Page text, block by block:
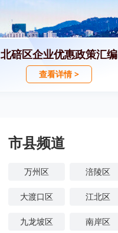
北碚区企业优惠政策汇编
查看详情 >
市县频道
万州区 涪陵区
大渡口区 江北区
九龙坡区 南岸区